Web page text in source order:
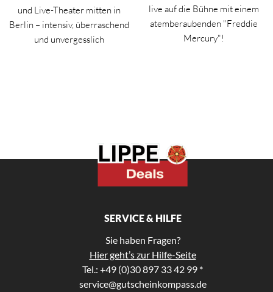
und Live-Theater mitten in
Berlin – intensiv, überraschend
und unvergesslich
live auf die Bühne mit einem
atemberaubenden "Freddie
Mercury"!
SERVICE & HILFE
Sie haben Fragen?
Hier geht’s zur Hilfe-Seite
Tel.: +49 (0)30 897 33 42 99 *
service@gutscheinkompass.de